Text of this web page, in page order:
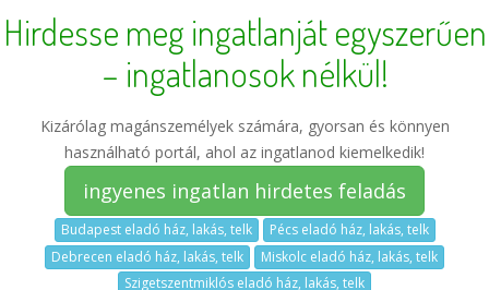
Hirdesse meg ingatlanját egyszerűen
– ingatlanosok nélkül!
Kizárólag magánszemélyek számára, gyorsan és könnyen
használható portál, ahol az ingatlanod kiemelkedik!
ingyenes ingatlan hirdetes feladás
Budapest eladó ház, lakás, telk
Pécs eladó ház, lakás, telk
Debrecen eladó ház, lakás, telk
Miskolc eladó ház, lakás, telk
Szigetszentmiklós eladó ház, lakás, telk